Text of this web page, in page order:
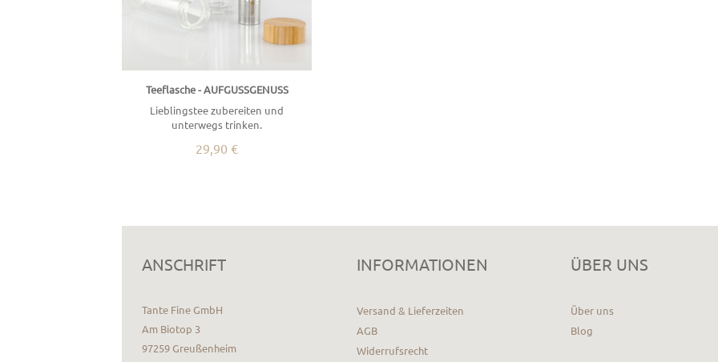
Teeflasche - AUFGUSSGENUSS
Lieblingstee zubereiten und
unterwegs trinken.
29,90 €
ANSCHRIFT
Tante Fine GmbH
Am Biotop 3
97259 Greußenheim
INFORMATIONEN
Versand & Lieferzeiten
AGB
Widerrufsrecht
ÜBER UNS
Über uns
Blog